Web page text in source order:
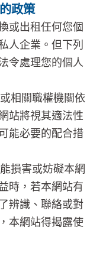
政策
或出租任何您個
人企業。但下列
令處理您的個人
相關職權機關依
站將視其適法性
能必要的配合措
損害或妨礙本網
時，若本網站有
辨識、聯絡或對
本網站得揭露使